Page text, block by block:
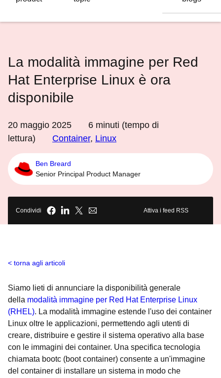
La modalità immagine per Red
Hat Enterprise Linux è ora
disponibile
20 maggio 2025 6 minuti (tempo di
lettura)
Container, Linux
Ben Breard
Senior Principal Product Manager
Condividi Attiva i feed RSS
torna agli articoli
Siamo lieti di annunciare la disponibilità generale
della modalità immagine per Red Hat Enterprise Linux
(RHEL). La modalità immagine estende l'uso dei container
Linux oltre le applicazioni, permettendo agli utenti di
creare, distribuire e gestire il sistema operativo alla base
con le immagini dei container. Una specifica tecnologia
chiamata bootc (boot container) consente a un'immagine
del container di installare un sistema in modo che